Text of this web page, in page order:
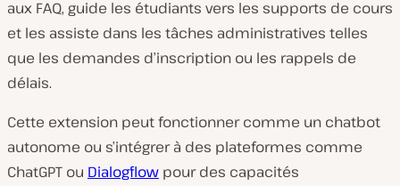
aux FAQ, guide les étudiants vers les supports de cours
et les assiste dans les tâches administratives telles
que les demandes d’inscription ou les rappels de
délais.
Cette extension peut fonctionner comme un chatbot
autonome ou s’intégrer à des plateformes comme
ChatGPT ou Dialogflow pour des capacités